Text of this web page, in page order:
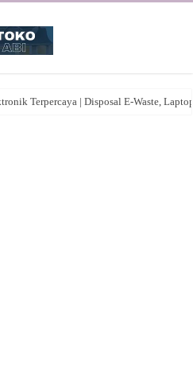
Terpercaya | Disposal E-Waste,